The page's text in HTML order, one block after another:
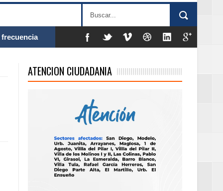
violencias
ATENCION CIUDADANIA